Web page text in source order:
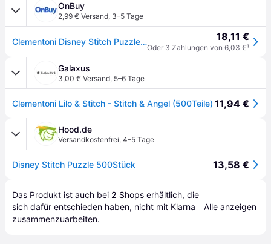
OnBuy
2,99 € Versand, 3–5 Tage
Clementoni Disney Stitch Puzzle 500 Teile Puzzle-Poster fr Erwachsene inklusive. Disney-Puzzle-Spa fr Erwachsene. Hergestellt in Italien, 18,11 €
Oder 3 Zahlungen von 6,03 €¹
Galaxus
3,00 € Versand, 5–6 Tage
Clementoni Lilo & Stitch - Stitch & Angel (500Teile) 11,94 €
Hood.de
Versandkostenfrei, 4–5 Tage
Disney Stitch Puzzle 500Stück 13,58 €
Das Produkt ist auch bei 2 Shops erhältlich, die
sich dafür entschieden haben, nicht mit Klarna
zusammenzuarbeiten.
Alle anzeigen